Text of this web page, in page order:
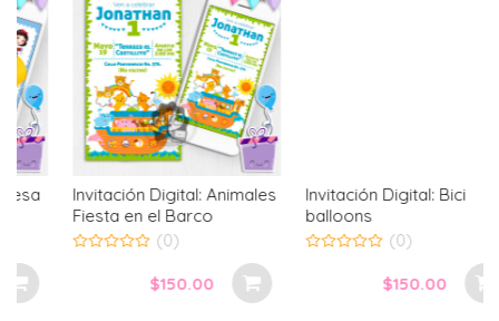
Invitación Digital: Animales
Fiesta en el Barco
out
of
5
(0)
150.00
Invitación Digital: Bici
balloons
out
of
5
(0)
150.00